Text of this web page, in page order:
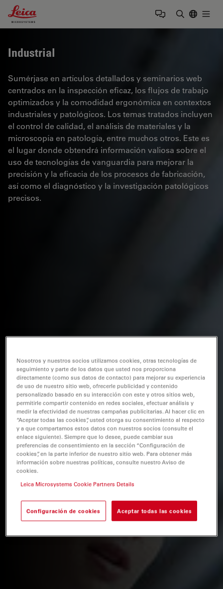
Leica Microsystems Logo
Industrial
Sumérjase en artículos detallados y seminarios web
centrados en la inspección eficaz, los flujos de trabajo
optimizados y la comodidad ergonómica en contextos
industriales y patológicos. Los temas tratados incluyen
el control de calidad, el análisis de materiales y la
microscopía en patología, entre muchos otros. Este es
el lugar donde obtendrá información valiosa sobre el
uso de tecnologías de vanguardia para mejorar la
precisión y la eficacia de los procesos de fabricación,
así como el diagnóstico y la investigación patológicos
precisos.
Nosotros y nuestros socios utilizamos cookies, otras tecnologías de
seguimiento y parte de los datos que usted nos proporciona
directamente (como sus datos de contacto) para mejorar su experiencia
de uso de nuestro sitio web, ofrecerle publicidad y contenido
personalizado basado en su interacción con este y otros sitios web,
permitirle compartir contenido en redes sociales, efectuar análisis y
medir la efectividad de nuestras campañas publicitarias. Al hacer clic en
“Aceptar todas las cookies”, usted otorga su consentimiento al respecto
y a que compartamos estos datos con nuestros socios (consulte el
enlace siguiente). Siempre que lo desee, puede cambiar sus
preferencias de consentimiento en la sección “Configuración de
cookies”, en la parte inferior de nuestro sitio web. Para obtener más
información sobre nuestras políticas, consulte nuestro Aviso de
cookies.
Leica Microsystems Cookie Partners Details
Configuración de cookies Aceptar todas las cookies